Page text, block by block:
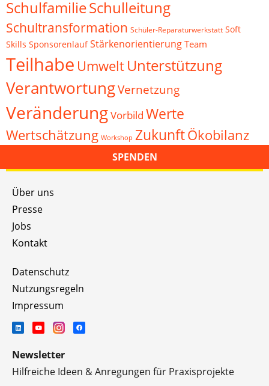
SchulfamilieSchulleitung
Schultransformation Schüler-Reparaturwerkstatt Soft
Skills Sponsorenlauf Stärkenorientierung Team
Teilhabe Umwelt Unterstützung
VerantwortungVernetzung
VeränderungVorbild Werte
Wertschätzung Workshop ZukunftÖkobilanz
SPENDEN
Über uns
Presse
Jobs
Kontakt
Datenschutz
Nutzungsregeln
Impressum
Newsletter
Hilfreiche Ideen & Anregungen für Praxisprojekte